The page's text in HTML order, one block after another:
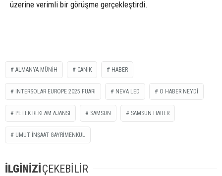
üzerine verimli bir görüşme gerçekleştirdi.
ALMANYA MÜNİH CANİK HABER
INTERSOLAR EUROPE 2025 FUARI NEVA LED O HABER NEYDİ
PETEK REKLAM AJANSI SAMSUN SAMSUN HABER
UMUT İNŞAAT GAYRİMENKUL
İLGİNİZİÇEKEBİLİR